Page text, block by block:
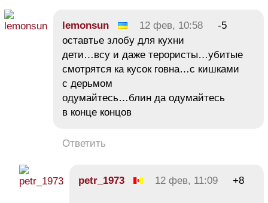
lemonsun 12 фев, 10:58
-5
оставтье злобу для кухни
дети…всу и даже терористы…убитые
смотрятся ка кусок говна…с кишками
с дерьмом
одумайтесь…блин да одумайтесь
в конце концов
Ответить
petr_1973 12 фев, 11:09 +8